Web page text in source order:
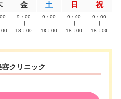
金 土 日 祝
00
9：00
18：00
9：00
18：00
9：00
18：00
9：00
18：00
クリニック